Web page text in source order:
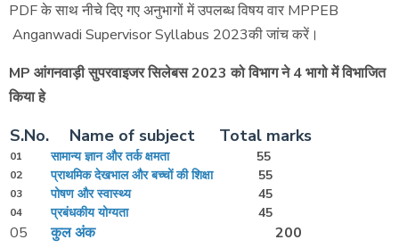
PDF के साथ नीचे दिए गए अनुभागों में उपलब्ध विषय वार MPPEB
Anganwadi Supervisor Syllabus 2023की जांच करें।
MP आंगनवाड़ी सुपरवाइजर सिलेबस 2023 को विभाग ने 4 भागो में विभाजित
किया हे
S.No. Name of subject Total marks
01 सामान्य ज्ञान और तर्क क्षमता 55
02 प्राथमिक देखभाल और बच्चों की शिक्षा 55
03 पोषण और स्वास्थ्य 45
04 प्रबंधकीय योग्यता 45
05 कुल अंक 200